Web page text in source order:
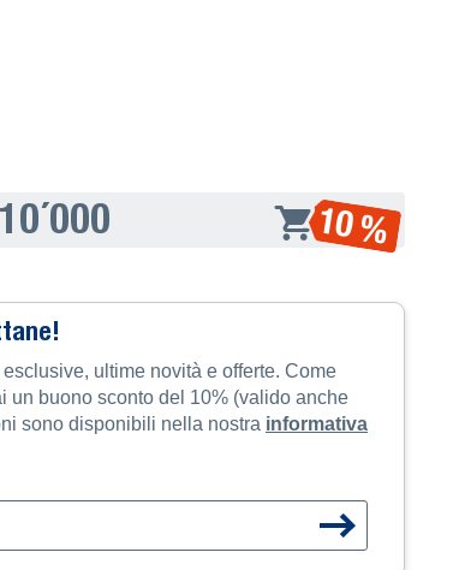
10´000 10 %
ultime novità e offerte. Come
un buono sconto del 10% (valido anche
sono disponibili nella nostra informativa